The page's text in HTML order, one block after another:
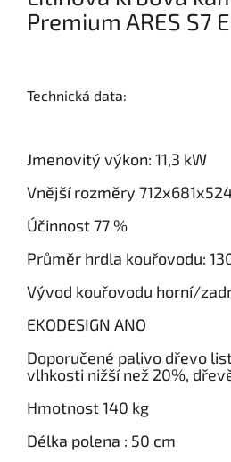
Premium ARES S7
Technická data:
Jmenovitý výkon: 11,3 kW
Vnější rozměry 712
Účinnost 77%
Průměr hrdla kouřovodu:
Vývod kouřovodu horní/
EKODESIGN ANO
Doporučené palivo dřevo
vlhkosti nižší než 20%,
Hmotnost140 kg
Délka polena : 50 cm